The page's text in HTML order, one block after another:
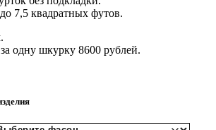
7,5 квадратных футов.
одну шкурку 8600 рублей.